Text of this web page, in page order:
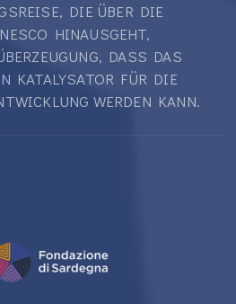
DIE ÜBER DIE
HINAUSGEHT,
DASS DAS
KATALYSATOR FÜR DIE
WERDEN KANN.